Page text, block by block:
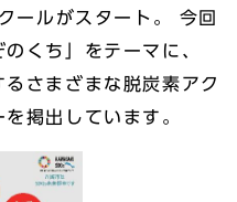
ールがスタート。 今回
くち」をテーマに、
るさまざまな脱炭素アク
掲出しています。